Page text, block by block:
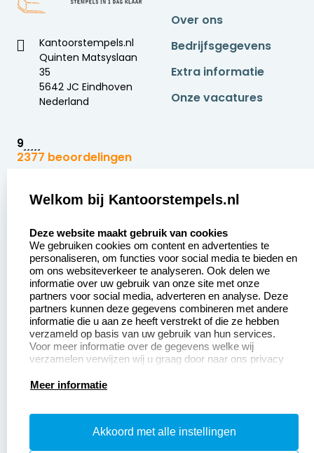
Kantoorstempels.nl
Quinten Matsyslaan
35
5642 JC Eindhoven
Nederland
9
2377 beoordelingen
Over ons
Bedrijfsgegevens
Extra informatie
Onze vacatures
Zakelijk:
Aanvraag op maat
Betaling &
Verzending
Wederverkoper
worden
Sale
Klantenservice:
Contact opnemen
Veel gestelde vragen
Retourneren
Herroepingsrecht
Productinformatie:
Instructiepagina
Welkom bij Kantoorstempels.nl
Deze website maakt gebruik van cookies
We gebruiken cookies om content en advertenties te
personaliseren, om functies voor social media te bieden en
om ons websiteverkeer te analyseren. Ook delen we
informatie over uw gebruik van onze site met onze
partners voor social media, adverteren en analyse. Deze
partners kunnen deze gegevens combineren met andere
informatie die u aan ze heeft verstrekt of die ze hebben
verzameld op basis van uw gebruik van hun services.
Voor meer informatie over de gegevens welke wij
verzamelen verwijzen wij u graag door naar ons privacy
Meer informatie
Akkoord met alle instellingen